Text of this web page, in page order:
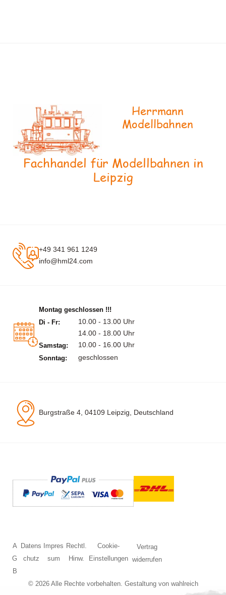
Herrmann
Modellbahnen
Fachhandel für Modellbahnen in
Leipzig
+49 341 961 1249
info@hml24.com
Montag geschlossen !!!
Di - Fr:
10.00 - 13.00 Uhr
14.00 - 18.00 Uhr
Samstag: 10.00 - 16.00 Uhr
Sonntag: geschlossen
Burgstraße 4, 04109 Leipzig, Deutschland
© 2026 Alle Rechte vorbehalten. Gestaltung von wahlreich
A
G
B
Datens
chutz
Impres
sum
Rechtl.
Hinw.
Cookie-
Einstellungen
Vertrag
widerrufen